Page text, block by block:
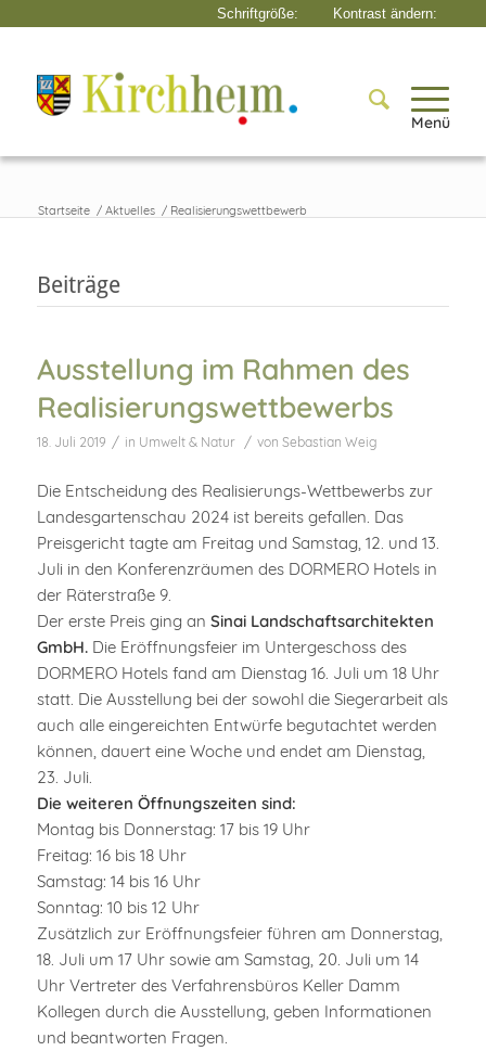
Menü
Startseite / Aktuelles / Realisierungswettbewerb
Beiträge
Ausstellung im Rahmen des
Realisierungswettbewerbs
18. Juli 2019 / in Umwelt & Natur / von Sebastian Weig
Die Entscheidung des Realisierungs-Wettbewerbs zur
Landesgartenschau 2024 ist bereits gefallen. Das
Preisgericht tagte am Freitag und Samstag, 12. und 13.
Juli in den Konferenzräumen des DORMERO Hotels in
der Räterstraße 9.
Der erste Preis ging an Sinai Landschaftsarchitekten
GmbH. Die Eröffnungsfeier im Untergeschoss des
DORMERO Hotels fand am Dienstag 16. Juli um 18 Uhr
statt. Die Ausstellung bei der sowohl die Siegerarbeit als
auch alle eingereichten Entwürfe begutachtet werden
können, dauert eine Woche und endet am Dienstag,
23. Juli.
Die weiteren Öffnungszeiten sind:
Montag bis Donnerstag: 17 bis 19 Uhr
Freitag: 16 bis 18 Uhr
Samstag: 14 bis 16 Uhr
Sonntag: 10 bis 12 Uhr
Zusätzlich zur Eröffnungsfeier führen am Donnerstag,
18. Juli um 17 Uhr sowie am Samstag, 20. Juli um 14
Uhr Vertreter des Verfahrensbüros Keller Damm
Kollegen durch die Ausstellung, geben Informationen
und beantworten Fragen.